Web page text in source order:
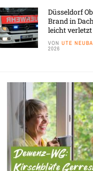
Düsseldorf
Brand in
leicht verletzt
VON UTE
2026